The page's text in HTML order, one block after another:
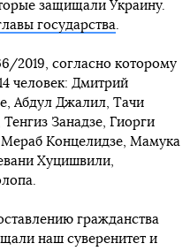
защищали Украину.
государства.
2019, согласно которому
человек: Дмитрий
Абдул Джалил, Тачи
Занадзе, Гиорги
Концелидзе, Мамука
Хуцишвили,
гражданства
наш суверенитет и